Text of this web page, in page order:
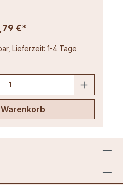
€*
Lieferzeit: 1-4 Tage